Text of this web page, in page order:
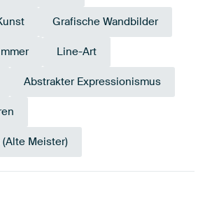
Grafische Wandbilder
Line-Art
Abstrakter Expressionismus
Meister)